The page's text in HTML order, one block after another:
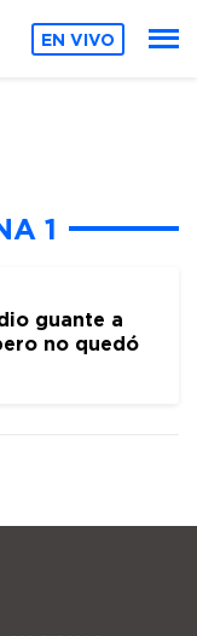
EN VIVO
1
guante a
no quedó